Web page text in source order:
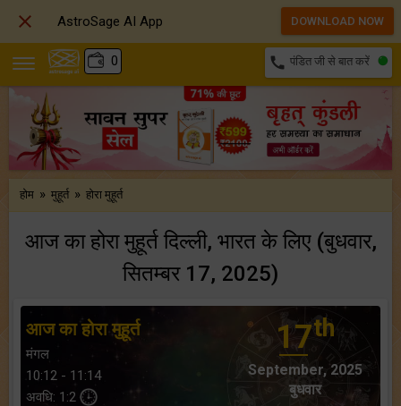
0 call पंडित जी से बात करें
होम » मुहूर्त » होरा मुहूर्त
आज का होरा मुहूर्त दिल्ली, भारत के लिए (बुधवार,
सितम्बर 17, 2025)
आज का होरा मुहूर्त
मंगल
10:12 - 11:14
अवधि: 1:2
17th
September, 2025
बुधवार
 AstroSage AI App DOWNLOAD NOW